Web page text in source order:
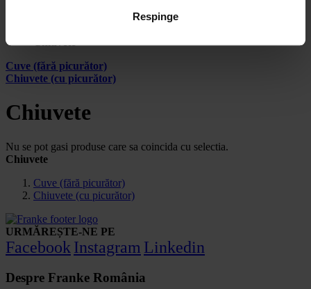
Respinge
Chiuvete
Cuve (fără picurător)
Chiuvete (cu picurător)
Chiuvete
Nu se pot gasi produse care sa coincida cu selectia.
Chiuvete
Cuve (fără picurător)
Chiuvete (cu picurător)
URMĂREȘTE-NE PE
Facebook Instagram Linkedin
Despre Franke România